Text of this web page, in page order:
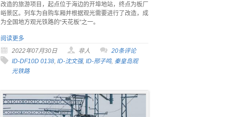
改造的旅游项目，起点位于海边的开埠地站，终点为板厂
峪景区。列车为自购车厢并根据观光需要进行了改造，成
为全国地方观光铁路的“天花板”之一。
阅读更多
2022年07月30日
非人
20条评论
ID-DF10D 0138, ID-沈文强, ID-邢子鸣, 秦皇岛观
光铁路